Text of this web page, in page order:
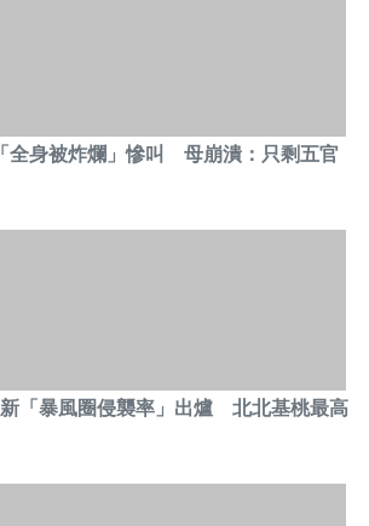
全身被炸爛」慘叫 母崩潰：只剩五官
「暴風圈侵襲率」出爐 北北基桃最高